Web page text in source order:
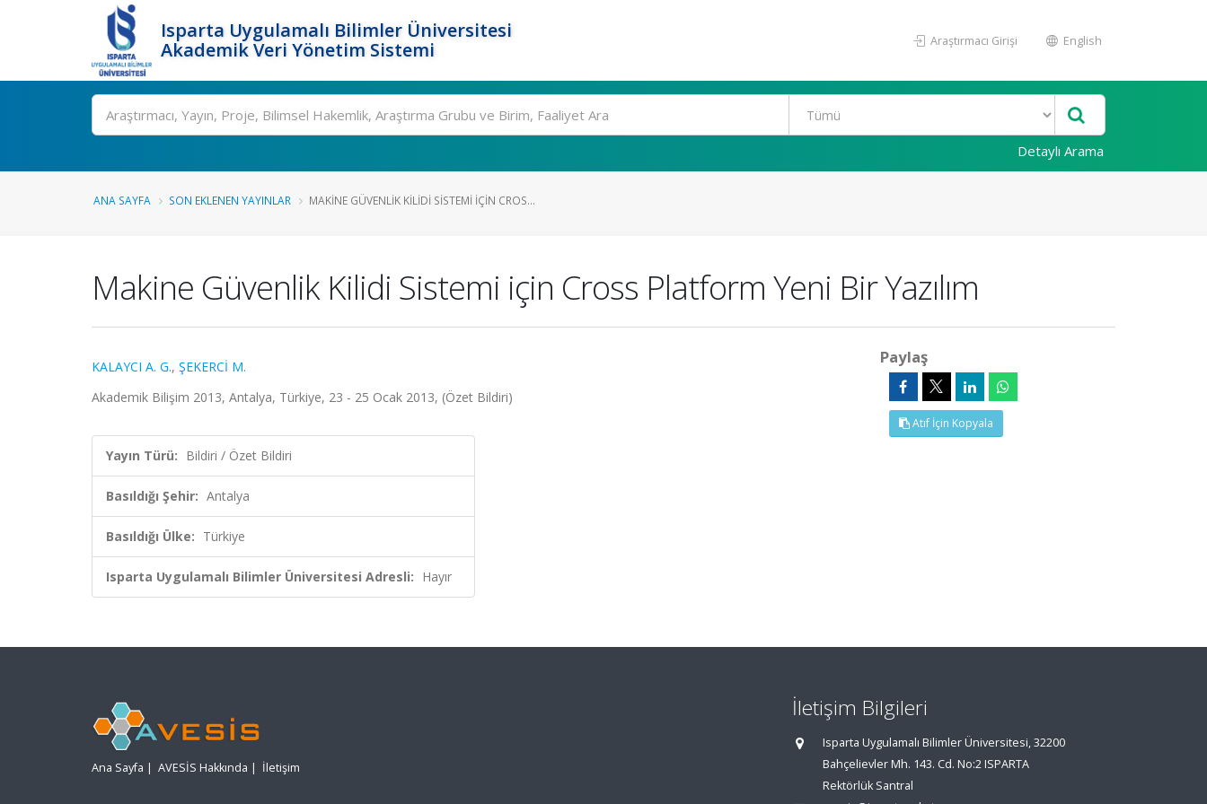
Isparta Uygulamalı Bilimler Üniversitesi
Akademik Veri Yönetim Sistemi
Araştırmacı Girişi English
Ara
Detaylı Arama
ANA SAYFA SON EKLENEN YAYINLAR MAKINE GÜVENLIK KILIDI SISTEMI IÇIN CROS...
Makine Güvenlik Kilidi Sistemi için Cross Platform Yeni Bir Yazılım
KALAYCI A. G., ŞEKERCİ M.
Akademik Bilişim 2013, Antalya, Türkiye, 23 - 25 Ocak 2013, (Özet Bildiri)
Yayın Türü: Bildiri / Özet Bildiri
Basıldığı Şehir: Antalya
Basıldığı Ülke: Türkiye
Isparta Uygulamalı Bilimler Üniversitesi Adresli: Hayır
Paylaş
Atıf İçin Kopyala
Ana Sayfa | AVESİS Hakkında | İletişim
İletişim Bilgileri
Isparta Uygulamalı Bilimler Üniversitesi, 32200
Bahçelievler Mh. 143. Cd. No:2 ISPARTA
Rektörlük Santral